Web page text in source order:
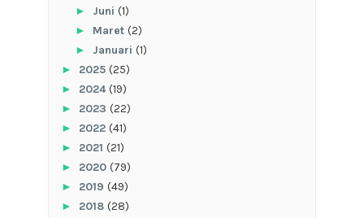
► Juni (1)
► Maret (2)
► Januari (1)
► 2025 (25)
► 2024(19)
► 2023 (22)
► 2022 (41)
► 2021 (21)
► 2020 (79)
► 2019 (49)
► 2018 (28)